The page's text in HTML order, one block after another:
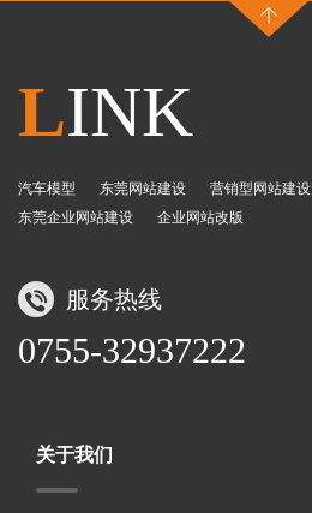
LINK
汽车模型 东莞网站建设 营销型网站建设
东莞企业网站建设
企业网站改版
服务热线
0755-32937222
关于我们